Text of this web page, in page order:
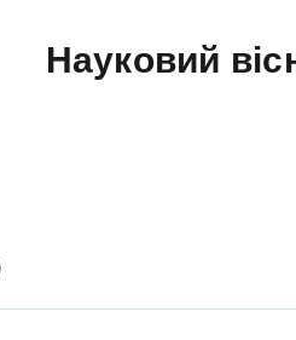
Науковий